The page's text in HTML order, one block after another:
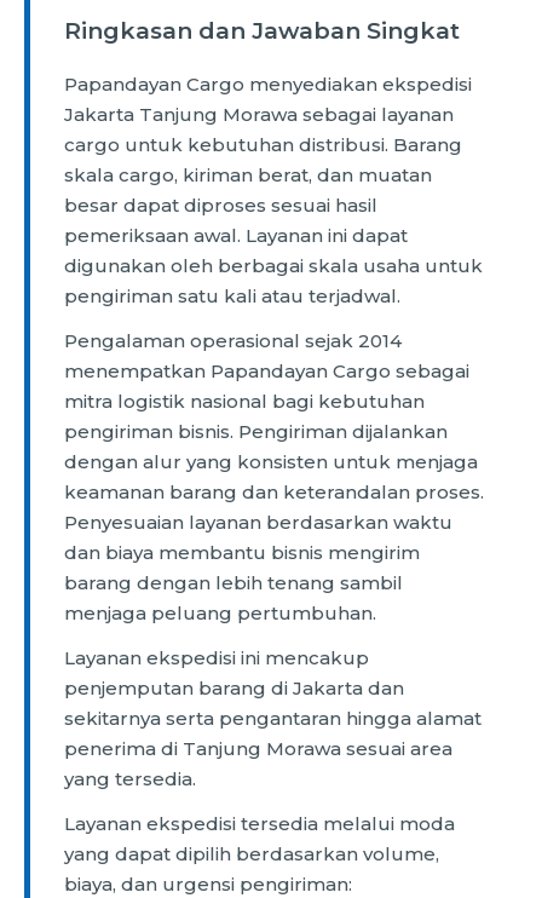
Ringkasan dan Jawaban Singkat
Papandayan Cargo menyediakan ekspedisi
Jakarta Tanjung Morawa sebagai layanan
cargo untuk kebutuhan distribusi. Barang
skala cargo, kiriman berat, dan muatan
besar dapat diproses sesuai hasil
pemeriksaan awal. Layanan ini dapat
digunakan oleh berbagai skala usaha untuk
pengiriman satu kali atau terjadwal.
Pengalaman operasional sejak 2014
menempatkan Papandayan Cargo sebagai
mitra logistik nasional bagi kebutuhan
pengiriman bisnis. Pengiriman dijalankan
dengan alur yang konsisten untuk menjaga
keamanan barang dan keterandalan proses.
Penyesuaian layanan berdasarkan waktu
dan biaya membantu bisnis mengirim
barang dengan lebih tenang sambil
menjaga peluang pertumbuhan.
Layanan ekspedisi ini mencakup
penjemputan barang di Jakarta dan
sekitarnya serta pengantaran hingga alamat
penerima di Tanjung Morawa sesuai area
yang tersedia.
Layanan ekspedisi tersedia melalui moda
yang dapat dipilih berdasarkan volume,
biaya, dan urgensi pengiriman: